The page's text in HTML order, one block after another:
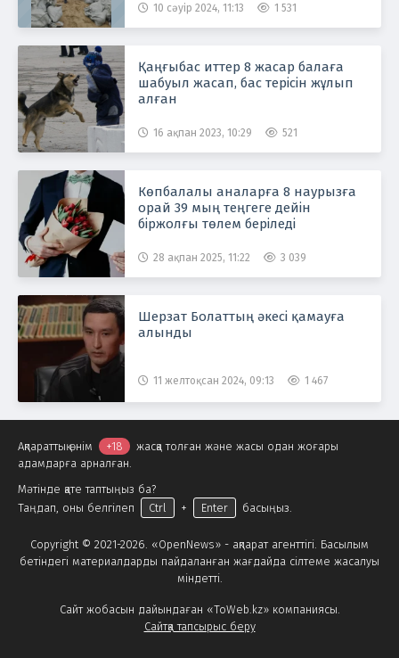
жіберіп, үйлерді су тасқынынан
10 сәуір 2024, 11:13 1 531
Қаңғыбас иттер 8 жасар балаға
шабуыл жасап, бас терісін жұлып
алған
16 ақпан 2023, 10:29 521
Көпбалалы аналарға 8 наурызға
орай 39 мың теңгеге дейін
біржолғы төлем беріледі
28 ақпан 2025, 11:22 3 039
Шерзат Болаттың әкесі қамауға
алынды
11 желтоқсан 2024, 09:13 1 467
Copyright © 2021-2026. «OpenNews» - ақпарат агенттігі. Басылым
бетіндегі материалдарды пайдаланған жағдайда сілтеме жасалуы
міндетті.
Сайт жобасын дайындаған «ToWeb.kz» компаниясы.
Сайтқа тапсырыс беру
Ақпараттық өнім +18
жасқа толған және жасы одан жоғары
адамдарға арналған.
Мәтінде қате таптыңыз ба?
Таңдап, оны белгілеп
Ctrl + Enter басыңыз.